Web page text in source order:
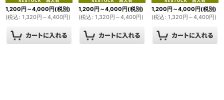
1,200 円 ～4,000 円 (税別)
(税込 : 1,320円 ～4,400円)
1,200 円 ～4,000 円 (税別)
(税込 : 1,320円 ～4,400円)
1,200 円 ～4,000 円 (税別)
(税込 : 1,320円 ～4,400円)